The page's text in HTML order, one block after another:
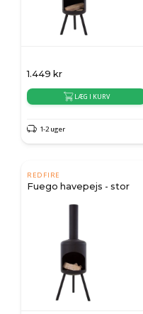
1.449 kr
LÆG I KURV
1-2 uger
REDFIRE
Fuego havepejs - stor